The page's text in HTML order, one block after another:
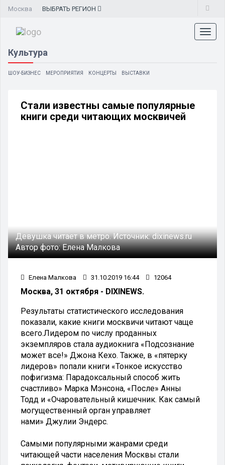
Москва ВЫБРАТЬ РЕГИОН
Культура
ШОУ-БИЗНЕС МЕРОПРИЯТИЯ КОНЦЕРТЫ ВЫСТАВКИ
Стали известны самые популярные
книги среди читающих москвичей
Девушка читает в метро.Источник:dixinews.ru
Автор фото:Елена Малкова
Елена Малкова 31.10.2019 16:44 12064
Москва, 31 октября - DIXINEWS.
Результаты статистического исследования
показали, какие книги москвичи читают чаще
всего.Лидером по числу проданных
экземпляров стала аудиокнига «Подсознание
может все!» Джона Кехо. Также, в «пятерку
лидеров» попали книги «Тонкое искусство
пофигизма: Парадоксальный способ жить
счастливо» Марка Мэнсона, «После» Анны
Тодд и «Очаровательный кишечник. Как самый
могущественный орган управляет
нами» Джулии Эндерс.
Самыми популярными жанрами среди
читающей части населения Москвы стали